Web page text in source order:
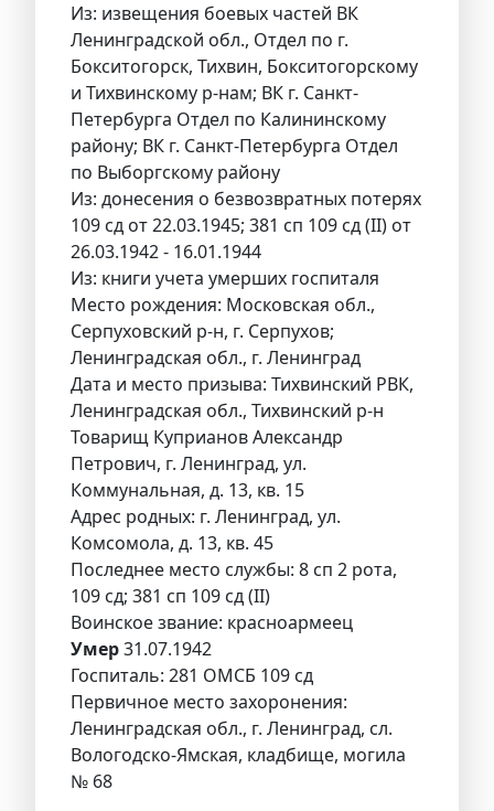
Из: извещения боевых частей ВК
Ленинградской обл., Отдел по г.
Бокситогорск, Тихвин, Бокситогорскому
и Тихвинскому р-нам; ВК г. Санкт-
Петербурга Отдел по Калининскому
району; ВК г. Санкт-Петербурга Отдел
по Выборгскому району
Из: донесения о безвозвратных потерях
109 сд от 22.03.1945; 381 сп 109 сд (II) от
26.03.1942 - 16.01.1944
Из: книги учета умерших госпиталя
Место рождения: Московская обл.,
Серпуховский р-н, г. Серпухов;
Ленинградская обл., г. Ленинград
Дата и место призыва: Тихвинский РВК,
Ленинградская обл., Тихвинский р-н
Товарищ Куприанов Александр
Петрович, г. Ленинград, ул.
Коммунальная, д. 13, кв. 15
Адрес родных: г. Ленинград, ул.
Комсомола, д. 13, кв. 45
Последнее место службы: 8 сп 2 рота,
109 сд; 381 сп 109 сд (II)
Воинское звание: красноармеец
Умер31.07.1942
Госпиталь: 281 ОМСБ 109 сд
Первичное место захоронения:
Ленинградская обл., г. Ленинград, сл.
Вологодско-Ямская, кладбище, могила
№ 68